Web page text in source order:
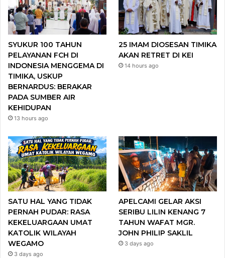
o
o
e
r
b
e
g
r
a
SYUKUR 100 TAHUN
PELAYANAN FCH DI
INDONESIA MENGGEMA DI
TIMIKA, USKUP
BERNARDUS: BERAKAR
PADA SUMBER AIR
KEHIDUPAN
13 hours ago
25 IMAM DIOSESAN TIMIKA
AKAN RETRET DI KEI
14 hours ago
SATU HAL YANG TIDAK
PERNAH PUDAR: RASA
KEKELUARGAAN UMAT
KATOLIK WILAYAH
WEGAMO
3 days ago
APELCAMI GELAR AKSI
SERIBU LILIN KENANG 7
TAHUN WAFAT MGR.
JOHN PHILIP SAKLIL
3 days ago